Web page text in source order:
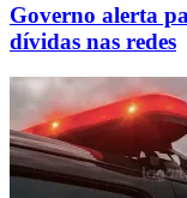
Governo alerta
dívidas nas redes